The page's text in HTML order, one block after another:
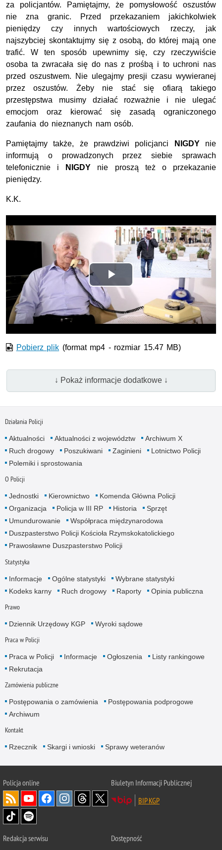
za policjantów. Pamiętajmy, że pomysłowość oszustów
nie zna granic. Przed przekazaniem jakichkolwiek
pieniędzy czy innych wartościowych rzeczy, jak
najszybciej skontaktujmy się z osobą, do której mają one
trafić. W ten sposób upewnimy się, czy rzeczywiście
osoba ta zwracała się do nas z prośbą i to uchroni nas
przed oszustwem. Nie ulegajmy presji czasu wywieranej
przez oszustów. Żeby nie stać się ofiarą takiego
przestępstwa musimy działać rozważnie i nie ulegać
emocjom oraz kierować się zasadą ograniczonego
zaufania do nieznanych nam osób.
Pamiętajmy także, że prawdziwi policjanci NIGDYnie
informują o prowadzonych przez siebie sprawach
telefonicznie i
NIGDY nie proszą też o przekazanie
pieniędzy.
K.K.
Odtwórz
wideo
Pobierz plik (format mp4 - rozmiar 15.47 MB)
↓ Pokaż informacje dodatkowe ↓
Działania Policji
Aktualności Aktualności z województw
Archiwum X
Ruch drogowy
Poszukiwani Zaginieni
Lotnictwo Policji
Polemiki i sprostowania
O Policji
Jednostki Kierownictwo
Komenda Główna Policji
Organizacja
Policja w III RP Historia
Sprzęt
Umundurowanie
Współpraca międzynarodowa
Duszpasterstwo Policji Kościoła Rzymskokatolickiego
Prawosławne Duszpasterstwo Policji
Statystyka
Informacje Ogólne statystyki
Wybrane statystyki
Kodeks karny
Ruch drogowy Raporty Opinia publiczna
Prawo
Dziennik Urzędowy KGP Wyroki sądowe
Praca w Policji
Praca w Policji Informacje Ogłoszenia
Listy rankingowe
Rekrutacja
Zamówienia publiczne
Postępowania o zamówienia
Postępowania podprogowe
Archiwum
Kontakt
Rzecznik Skargi i wnioski Sprawy weteranów
Policjaonline
Biuletyn Informacji Publicznej
BIP KGP
Redakcja serwisu
Dostępność